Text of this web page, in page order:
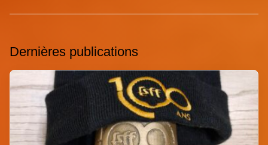
Dernières publications